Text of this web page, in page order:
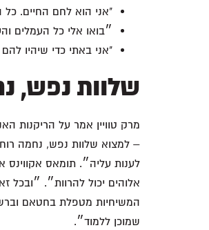
"אני הוא לחם החיים. כל
״בואו אלי כל העמלים
"אני באתי כדי שיהיו
שלוות נפש,
מרק טוויין אמר על הריקנות
– למצוא שלוות נפש, נחמה
לענות עליה״. תומאס
אלוהים יכול להרוות״. ״ובכל
המשיחיות מטפלת בחטאם
שמוכן ללמוד״.